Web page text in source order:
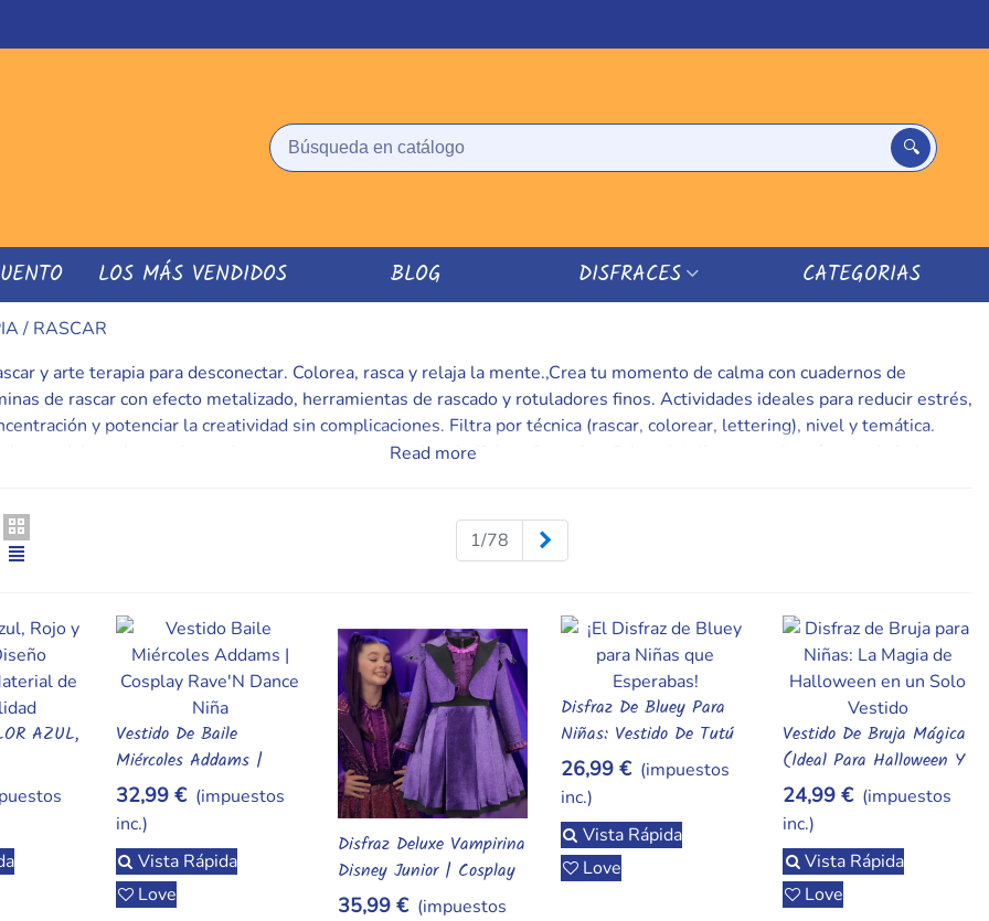
LOS MÁS VENDIDOS BLOG DISFRACES CATEGORIAS
/ RASCAR
y arte terapia para desconectar. Colorea, rasca y relaja la mente.,Crea tu momento de calma con cuadernos de
de rascar con efecto metalizado, herramientas de rascado y rotuladores finos. Actividades ideales para reducir estrés,
y potenciar la creatividad sin complicaciones. Filtra por técnica (rascar, colorear, lettering), nivel y temática.
de mandalas + herramienta de rascar + marco = regalo mindful perfecto. Las fichas detallan gramaje, número de hojas y
terapia, rascar, mandalas, antiestrés, creatividad,arte-terapia-rascar,arte-terapia-rascar-
Read more
1/78
AZUL,
Añadir Al Carrito
Vestido De Baile
Miércoles Addams |
Cosplay Rave'N Dance
Negro Para Niña |
Halloween
32,99 € (impuestos
inc.)
Vista Rápida
Love
Añadir Al Carrito
Disfraz Deluxe Vampirina
Disney Junior | Cosplay
Niña
35,99 € (impuestos
Añadir Al Carrito
Disfraz De Bluey Para
Niñas: Vestido De Tutú
Mágico - Ideal Para
Halloween, Carnaval Y
Fiestas De Cumpleaños
26,99 € (impuestos
inc.)
Vista Rápida
Love
Añadir Al Carrito
Vestido De Bruja Mágica
(Ideal Para Halloween Y
Fiestas)
24,99 € (impuestos
inc.)
Vista Rápida
Love